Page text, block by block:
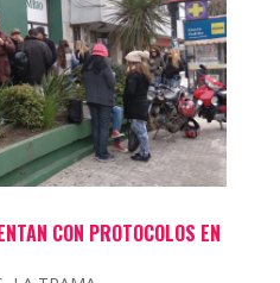
CON PROTOCOLOS EN